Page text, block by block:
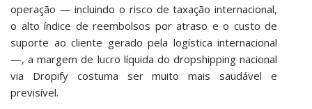
operação — incluindo o risco de taxação internacional,
o alto índice de reembolsos por atraso e o custo de
suporte ao cliente gerado pela logística internacional
—, a margem de lucro líquida do dropshipping nacional
via Dropify costuma ser muito mais saudável e
previsível.